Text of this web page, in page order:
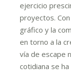
ejercicio
proyectos.
gráfico y la
en torno a la
vía de escape
cotidiana se